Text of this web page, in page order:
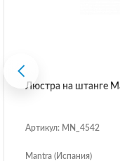
Люстра на штанге
Артикул: MN_4542
Mantra (Испания)